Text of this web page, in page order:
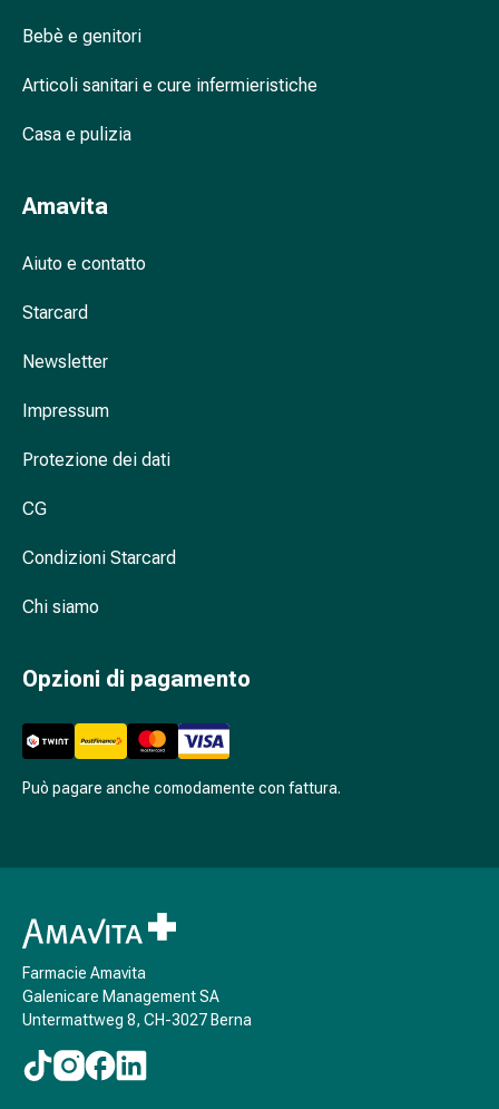
sonno
Vie
respiratorie
Infezione
Insetti
parassiti
contro
zecche
Medicamenti
prescrizione
medica
Medicamenti
medica
intimi
Infezione
vaginale
Mestruazioni
Menopausa
Salute
vaginale
Bebè e genitori
Articoli sanitari e cure infermieristiche
Casa e pulizia
Amavita
Aiuto e contatto
Starcard
Newsletter
Impressum
Protezione dei dati
CG
Condizioni Starcard
Chi siamo
Opzioni di pagamento
Può pagare anche comodamente con fattura.
Farmacie Amavita
Galenicare Management SA
Untermattweg 8, CH-3027 Berna